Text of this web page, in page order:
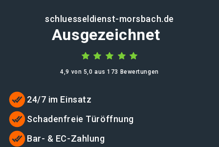
schluesseldienst-morsbach.de
Ausgezeichnet
4,9 von 5,0 aus 173 Bewertungen
24/7 im Einsatz
Schadenfreie Türöffnung
Bar- & EC-Zahlung